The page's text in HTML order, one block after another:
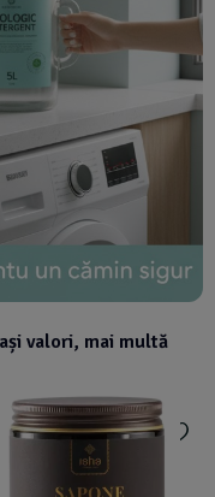
valori, mai multă